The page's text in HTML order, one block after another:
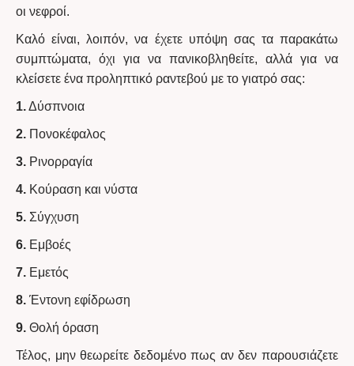
οι νεφροί.
Καλό είναι, λοιπόν, να έχετε υπόψη σας τα παρακάτω
συμπτώματα, όχι για να πανικοβληθείτε, αλλά για να
κλείσετε ένα προληπτικό ραντεβού με το γιατρό σας:
1.Δύσπνοια
2. Πονοκέφαλος
3. Ρινορραγία
4. Κούραση και νύστα
5. Σύγχυση
6. Εμβοές
7. Εμετός
8. Έντονη εφίδρωση
9. Θολή όραση
Τέλος, μην θεωρείτε δεδομένο πως αν δεν παρουσιάζετε